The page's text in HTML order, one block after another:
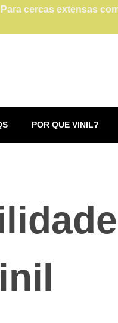
POR QUE VINIL?
cercas extensas